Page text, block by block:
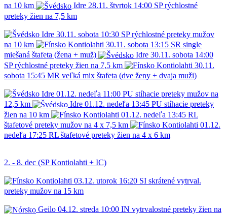
na 10 km
Idre 28.11. štvrtok 14:00 SP rýchlostné
preteky žien na 7,5 km
Idre 30.11. sobota 10:30 SP rýchlostné preteky mužov
na 10 km
Kontiolahti 30.11. sobota 13:15 SR single
miešaná štafeta (žena + muž)
Idre 30.11. sobota 14:00
SP rýchlostné preteky žien na 7,5 km Kontiolahti 30.11.
sobota 15:45 MR veľká mix štafeta (dve ženy + dvaja muži)
Idre 01.12. nedeľa 11:00 PU stíhacie preteky mužov na
12,5 km
Idre 01.12. nedeľa 13:45 PU stíhacie preteky
žien na 10 km
Kontiolahti 01.12. nedeľa 13:45 RL
štafetové preteky mužov na 4 x 7,5 km
Kontiolahti 01.12.
nedeľa 17:25 RL štafetové preteky žien na 4 x 6 km
2. - 8. dec (SP Kontiolahti + IC)
Kontiolahti 03.12. utorok 16:20 SI skrátené vytrval.
preteky mužov na 15 km
Geilo 04.12. streda 10:00 IN vytrvalostné preteky žien na